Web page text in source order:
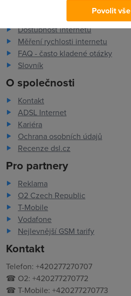
Dostupnost internetu
Měření rychlosti internetu
FAQ - často kladené otázky
Slovník
O společnosti
Kontakt
ADSL Internet
Kariéra
Ochrana osobních údajů
Recenze dsl.cz
Pro partnery
Reklama
O2 Czech Republic
T-Mobile
Vodafone
Nejlevnější GSM tarify
Kontakt
Telefon: +420277270707
☎ O2: +420277270772
☎ T-Mobile: +420277270773
Povolit vše